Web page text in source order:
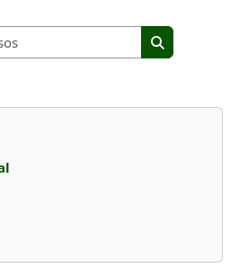
Buscar cursos
Buscar cursos